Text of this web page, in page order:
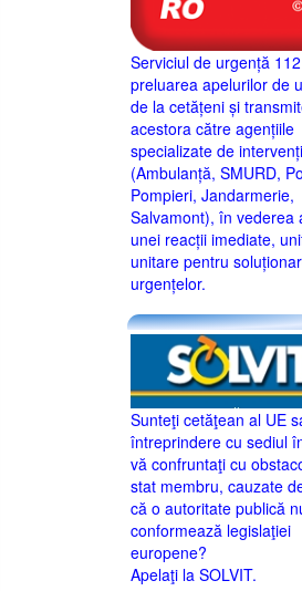
Serviciul de urgență
preluarea apelurilor de
de la cetățeni și
acestora către agențiile
specializate de
(Ambulanță, SMURD,
Pompieri, Jandarmerie,
Salvamont), în vederea
unei reacții imediate,
unitare pentru
urgențelor.
Sunteţi cetăţean al UE
întreprindere cu sediul
vă confruntaţi cu
stat membru, cauzate
că o autoritate publică
conformează legislaţiei
europene?
Apelaţi la SOLVIT.